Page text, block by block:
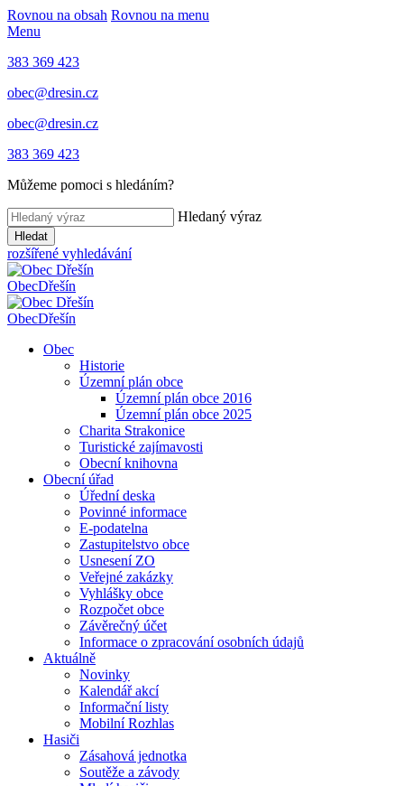
Rovnou na obsah Rovnou na menu
Menu
383 369 423
obec@dresin.cz
obec@dresin.cz
383 369 423
Můžeme pomoci s hledáním?
Hledaný výraz
Hledat
rozšířené vyhledávání
ObecDřešín
ObecDřešín
Obec
Historie
Územní plán obce
Územní plán obce 2016
Územní plán obce 2025
Charita Strakonice
Turistické zajímavosti
Obecní knihovna
Obecní úřad
Úřední deska
Povinné informace
E-podatelna
Zastupitelstvo obce
Usnesení ZO
Veřejné zakázky
Vyhlášky obce
Rozpočet obce
Závěrečný účet
Informace o zpracování osobních údajů
Aktuálně
Novinky
Kalendář akcí
Informační listy
Mobilní Rozhlas
Hasiči
Zásahová jednotka
Soutěže a závody